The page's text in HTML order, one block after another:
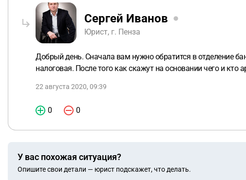
Сергей Иванов
Юрист, г. Пенза
Добрый день. Сначала вам нужно обратится в отделение
налоговая. После того как скажут на основании чего и кто
22 августа 2020, 09:39
0 0
У вас похожая ситуация?
Опишите свои детали — юрист подскажет, что делать.